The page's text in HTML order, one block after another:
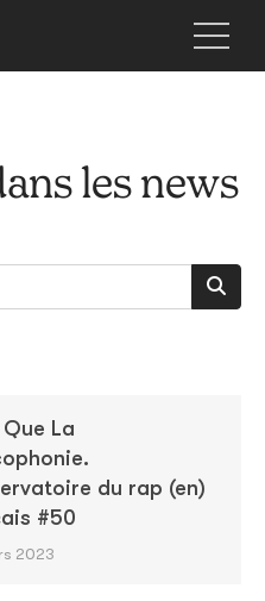
les news
Que La
du rap (en)
#50
2023